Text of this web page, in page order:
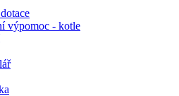
výpomoc - kotle